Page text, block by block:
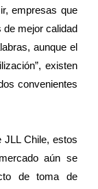
empresas que
de mejor calidad
aunque el
existen
convenientes
JLL Chile, estos
aún se
de toma de